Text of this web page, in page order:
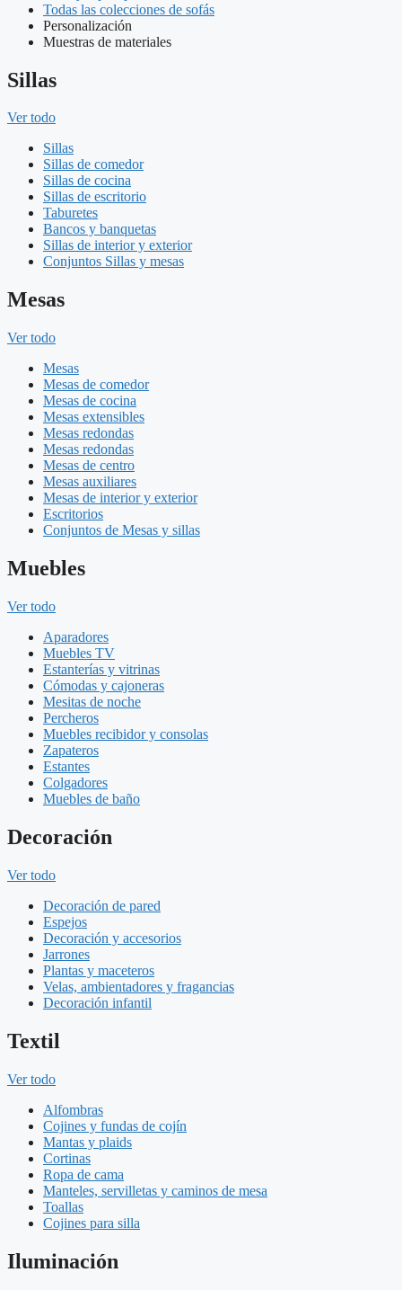
Todas las colecciones de sofás
Personalización
Muestras de materiales
Sillas
Ver todo
Sillas
Sillas de comedor
Sillas de cocina
Sillas de escritorio
Taburetes
Bancos y banquetas
Sillas de interior y exterior
Conjuntos Sillas y mesas
Mesas
Ver todo
Mesas
Mesas de comedor
Mesas de cocina
Mesas extensibles
Mesas redondas
Mesas redondas
Mesas de centro
Mesas auxiliares
Mesas de interior y exterior
Escritorios
Conjuntos de Mesas y sillas
Muebles
Ver todo
Aparadores
Muebles TV
Estanterías y vitrinas
Cómodas y cajoneras
Mesitas de noche
Percheros
Muebles recibidor y consolas
Zapateros
Estantes
Colgadores
Muebles de baño
Decoración
Ver todo
Decoración de pared
Espejos
Decoración y accesorios
Jarrones
Plantas y maceteros
Velas, ambientadores y fragancias
Decoración infantil
Textil
Ver todo
Alfombras
Cojines y fundas de cojín
Mantas y plaids
Cortinas
Ropa de cama
Manteles, servilletas y caminos de mesa
Toallas
Cojines para silla
Iluminación